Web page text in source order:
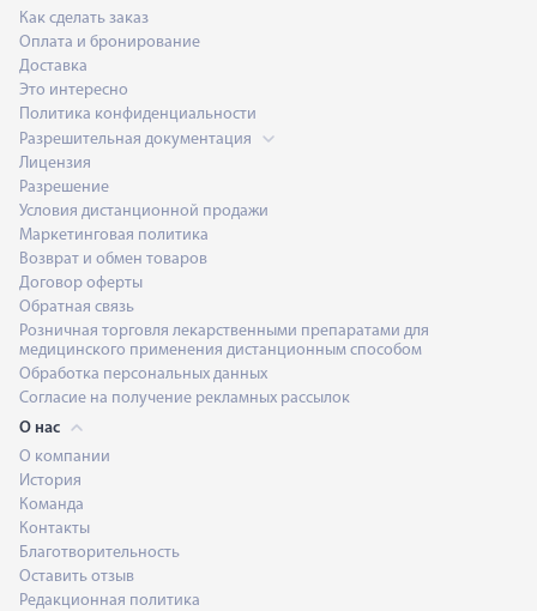
Как сделать заказ
Оплата и бронирование
Доставка
Это интересно
Политика конфиденциальности
Разрешительная документация
Лицензия
Разрешение
Условия дистанционной продажи
Маркетинговая политика
Возврат и обмен товаров
Договор оферты
Обратная связь
Розничная торговля лекарственными препаратами для
медицинского применения дистанционным способом
Обработка персональных данных
Согласие на получение рекламных рассылок
О нас
О компании
История
Команда
Контакты
Благотворительность
Оставить отзыв
Редакционная политика